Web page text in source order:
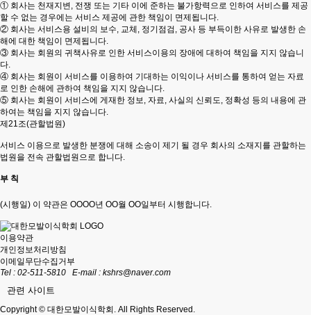
① 회사는 천재지변, 전쟁 또는 기타 이에 준하는 불가항력으로 인하여 서비스를 제공
할 수 없는 경우에는 서비스 제공에 관한 책임이 면제됩니다.
② 회사는 서비스용 설비의 보수, 교체, 정기점검, 공사 등 부득이한 사유로 발생한 손
해에 대한 책임이 면제됩니다.
③ 회사는 회원의 귀책사유로 인한 서비스이용의 장애에 대하여 책임을 지지 않습니
다.
④ 회사는 회원이 서비스를 이용하여 기대하는 이익이나 서비스를 통하여 얻는 자료
로 인한 손해에 관하여 책임을 지지 않습니다.
⑤ 회사는 회원이 서비스에 게재한 정보, 자료, 사실의 신뢰도, 정확성 등의 내용에 관
하여는 책임을 지지 않습니다.
제21조(관할법원)
서비스 이용으로 발생한 분쟁에 대해 소송이 제기 될 경우 회사의 소재지를 관할하는
법원을 전속 관할법원으로 합니다.
부 칙
(시행일) 이 약관은 OOOO년 OO월 OO일부터 시행합니다.
이용약관
개인정보처리방침
이메일무단수집거부
Tel : 02-511-5810
E-mail : kshrs@naver.com
관련 사이트
Copyright © 대한모발이식학회. All Rights Reserved.